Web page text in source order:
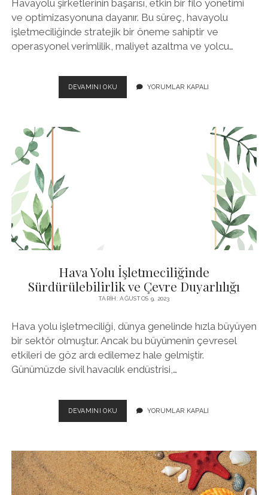
Havayolu şirketlerinin başarısı, etkin bir filo yönetimi
ve optimizasyonuna dayanır. Bu süreç, havayolu
işletmeciliğinde stratejik bir öneme sahiptir ve
operasyonel verimlilik, maliyet azaltma ve yolcu…
DEVAMINI OKU
YOLU
YORUMLAR KAPALI
Hava Yolu İşletmeciliğinde
Sürdürülebilirlik ve Çevre Duyarlılığı
TARIH: AĞUSTOS 9, 2023
Hava yolu işletmeciliği, dünya genelinde hızla büyüyen
bir sektör olmuştur. Ancak bu büyümenin çevresel
etkileri de göz ardı edilemez hale gelmiştir.
Günümüzde sivil havacılık endüstrisi,…
DEVAMINI OKU
YOLU
VE
ÇEVRE
DUYARLILIĞI
YORUMLAR KAPALI